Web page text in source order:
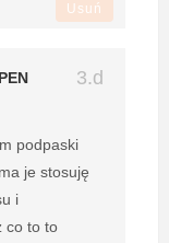
Usuń
podpaski
je stosuję
i
co to to